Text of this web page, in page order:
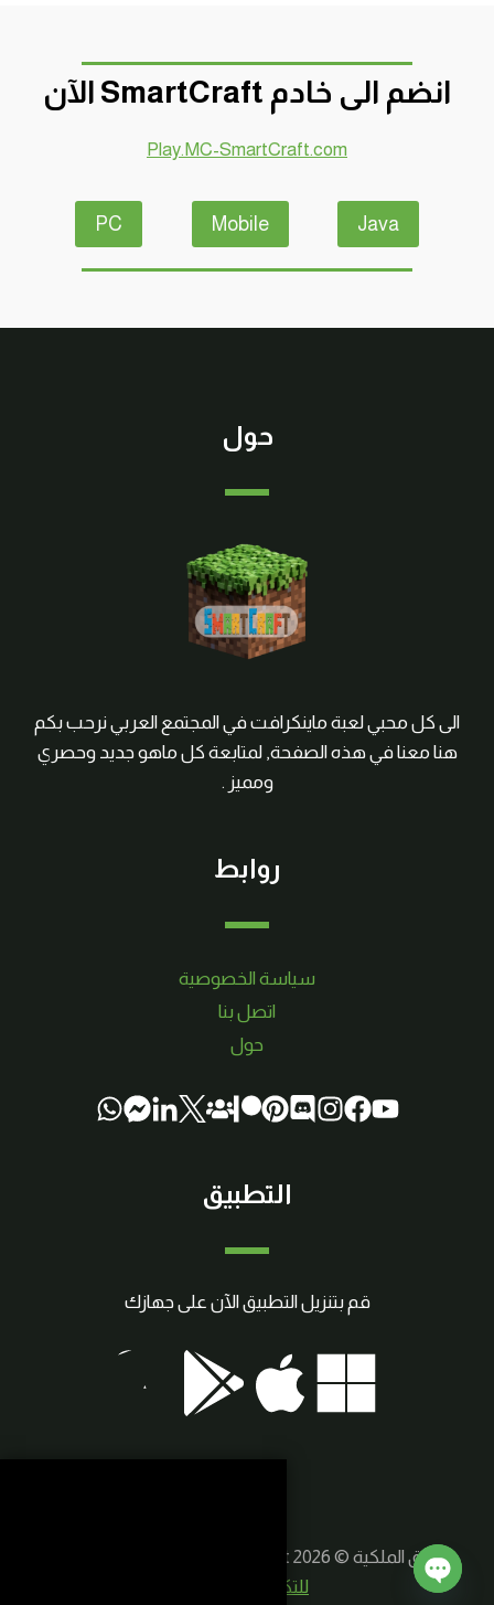
انضم الى خادم SmartCraft الآن
Play.MC-SmartCraft.com
Java
Mobile
PC
حول
الى كل محبي لعبة ماينكرافت في المجتمع العربي نرحب بكم
هنا معنا في هذه الصفحة, لمتابعة كل ماهو جديد وحصري
ومميز .
روابط
سياسة الخصوصية
اتصل بنا
حول
التطبيق
قم بتنزيل التطبيق الآن على جهازك
حقوق الملكية © 2026 SmartCraft | صنع بواسطة
للتكنولوجيا الذكية